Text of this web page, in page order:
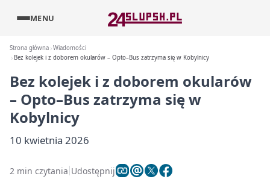
MENU
Strona główna Wiadomości
Bez kolejek i z doborem okularów – Opto–Bus zatrzyma się w Kobylnicy
Bez kolejek i z doborem okularów
– Opto–Bus zatrzyma się w
Kobylnicy
10 kwietnia 2026
2 min czytania Udostępnij